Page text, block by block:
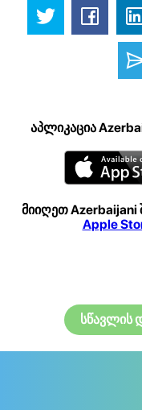
აპლიკაცია
მიიღეთ Azerbaijani
Apple
სწავლის